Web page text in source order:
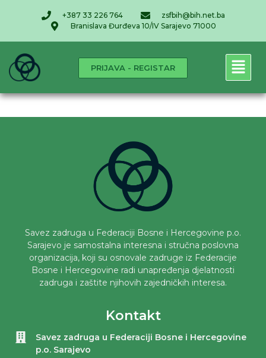
+387 33 226 764
zsfbih@bih.net.ba
Branislava Đurđeva 10/IV Sarajevo 71000
PRIJAVA - REGISTAR
Savez zadruga u Federaciji Bosne i Hercegovine p.o.
Sarajevo je samostalna interesna i stručna poslovna
organizacija, koji su osnovale zadruge iz Federacije
Bosne i Hercegovine radi unapređenja djelatnosti
zadruga i zaštite njihovih zajedničkih interesa.
Kontakt
Savez zadruga u Federaciji Bosne i Hercegovine
p.o. Sarajevo